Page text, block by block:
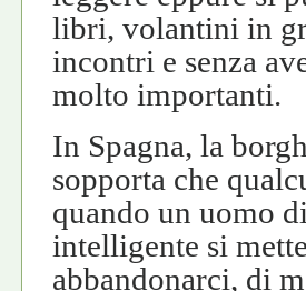
libri, volantini in
incontri e senza
molto importanti.
In Spagna, la
sopporta che
quando un uomo
intelligente si
abbandonarci, di